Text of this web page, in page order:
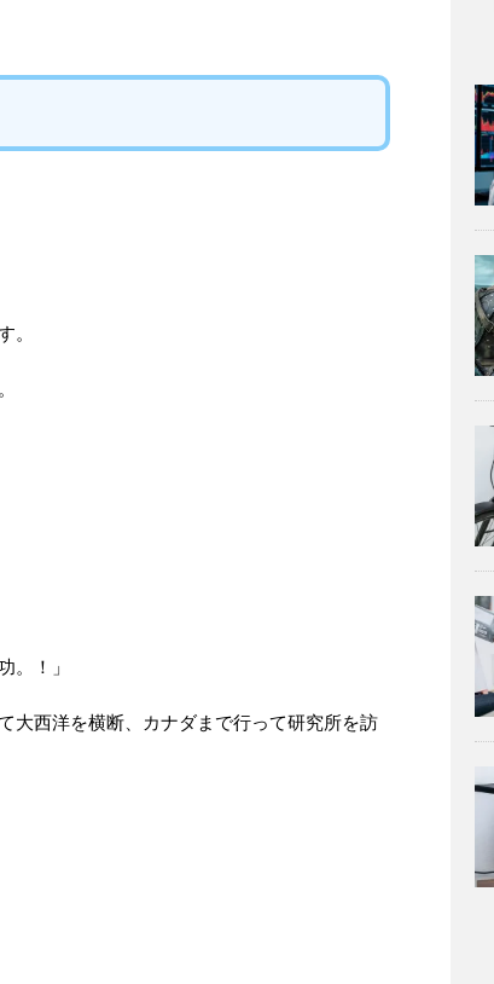
。
。！」
大西洋を横断、カナダまで行って研究所を訪